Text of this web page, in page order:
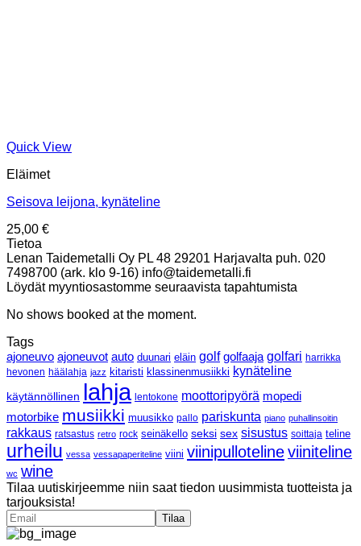
Quick View
Eläimet
Seisova leijona, kynäteline
25,00 €
Tietoa
Lenan Taidemetalli Oy PL 48 29201 Harjavalta puh. 020
7498700 (ark. klo 9-16) info@taidemetalli.fi
Löydät myyntiosastomme seuraavista tapahtumista
No shows booked at the moment.
Tags
ajoneuvo ajoneuvot auto duunari eläin golf golfaaja golfari harrikka
hevonen häälahja jazz kitaristi klassinenmusiikki kynäteline
käytännöllinen lahja lentokone moottoripyörä mopedi
motorbike musiikki muusikko pallo pariskunta piano puhallinsoitin
rakkaus ratsastus retro rock seinäkello seksi sex sisustus soittaja teline
urheilu vessa vessapaperiteline viini viinipullotelineviiniteline
wc wine
Tilaa uutiskirjeemme niin saat tiedon uusimmista tuotteista ja
tarjouksista!